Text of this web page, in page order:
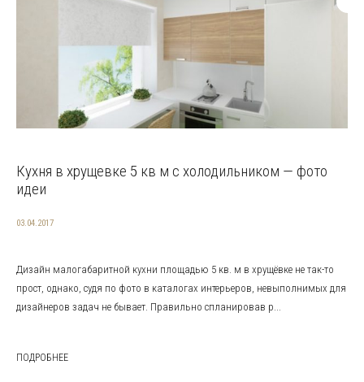
Кухня в хрущевке 5 кв м с холодильником — фото
идеи
03.04.2017
Дизайн малогабаритной кухни площадью 5 кв. м в хрущёвке не так-то
прост, однако, судя по фото в каталогах интерьеров, невыполнимых для
дизайнеров задач не бывает. Правильно спланировав р...
ПОДРОБНЕЕ